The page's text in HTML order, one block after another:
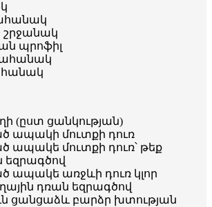
պրոֆիլ
(ըստ ցանկության)
ապակի մուտքի դուռ
ապակե մուտքի դուռ՝ թեք
եզրագծով
ապակե առջևի դուռ կլոր
դռան եզրագծով
ցանցաձև բարձր խտության